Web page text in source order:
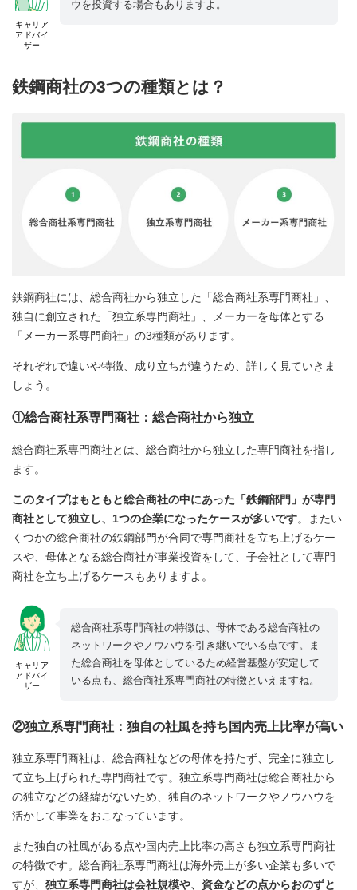
キャリア
アドバイ
ザー
ウを投資する場合もありますよ。
鉄鋼商社の3つの種類とは？
鉄鋼商社には、総合商社から独立した「総合商社系専門商社」、
独自に創立された「独立系専門商社」、メーカーを母体とする
「メーカー系専門商社」の3種類があります。
それぞれで違いや特徴、成り立ちが違うため、詳しく見ていきま
しょう。
①総合商社系専門商社：総合商社から独立
総合商社系専門商社とは、総合商社から独立した専門商社を指し
ます。
このタイプはもともと総合商社の中にあった「鉄鋼部門」が専門
商社として独立し、1つの企業になったケースが多いです。またい
くつかの総合商社の鉄鋼部門が合同で専門商社を立ち上げるケー
スや、母体となる総合商社が事業投資をして、子会社として専門
商社を立ち上げるケースもありますよ。
キャリア
アドバイ
ザー
総合商社系専門商社の特徴は、母体である総合商社の
ネットワークやノウハウを引き継いでいる点です。ま
た総合商社を母体としているため経営基盤が安定して
いる点も、総合商社系専門商社の特徴といえますね。
②独立系専門商社：独自の社風を持ち国内売上比率が高い
独立系専門商社は、総合商社などの母体を持たず、完全に独立し
て立ち上げられた専門商社です。独立系専門商社は総合商社から
の独立などの経緯がないため、独自のネットワークやノウハウを
活かして事業をおこなっています。
また独自の社風がある点や国内売上比率の高さも独立系専門商社
の特徴です。総合商社系専門商社は海外売上が多い企業も多いで
すが、 独立系専門商社は会社規模や、資金などの点からおのずと